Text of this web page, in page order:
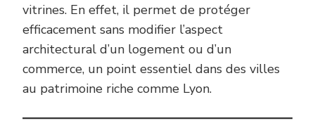
vitrines. En effet, il permet de protéger
efficacement sans modifier l’aspect
architectural d’un logement ou d’un
commerce, un point essentiel dans des villes
au patrimoine riche comme Lyon.